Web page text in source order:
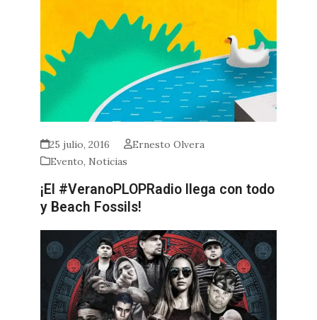
25 julio, 2016
Ernesto Olvera
Evento, Noticias
¡El #VeranoPLOPRadio llega con todo
y Beach Fossils!